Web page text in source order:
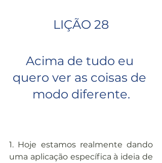
LIÇÃO 28
Acima de tudo eu
quero ver as coisas de
modo diferente.
1. Hoje estamos realmente dando
uma aplicação específica à ideia de